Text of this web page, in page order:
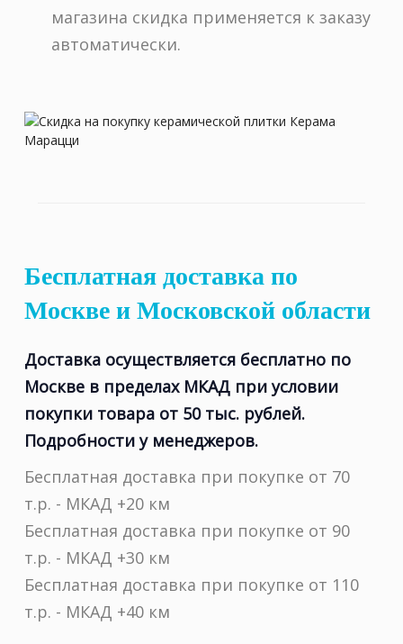
магазина скидка применяется к заказу
автоматически.
Бесплатная доставка по
Москве и Московской области
Доставка осуществляется бесплатно по
Москве в пределах МКАД при условии
покупки товара от 50 тыс. рублей.
Подробности у менеджеров.
Бесплатная доставка при покупке от 70
т.р. - МКАД +20 км
Бесплатная доставка при покупке от 90
т.р. - МКАД +30 км
Бесплатная доставка при покупке от 110
т.р. - МКАД +40 км